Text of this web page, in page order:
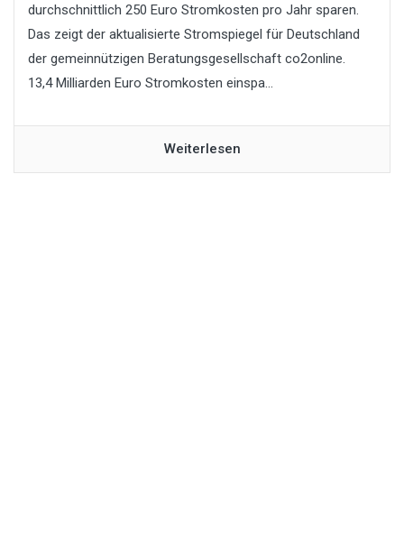
durchschnittlich 250 Euro Stromkosten pro Jahr sparen.
Das zeigt der aktualisierte Stromspiegel für Deutschland
der gemeinnützigen Beratungsgesellschaft co2online.
13,4 Milliarden Euro Stromkosten einspa...
Weiterlesen